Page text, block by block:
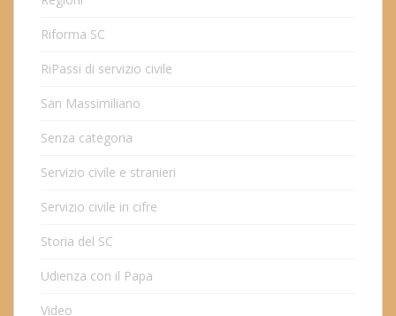
Riforma SC
RiPassi di servizio civile
San Massimiliano
Senza categoria
Servizio civile e stranieri
Servizio civile in cifre
Storia del SC
Udienza con il Papa
Video